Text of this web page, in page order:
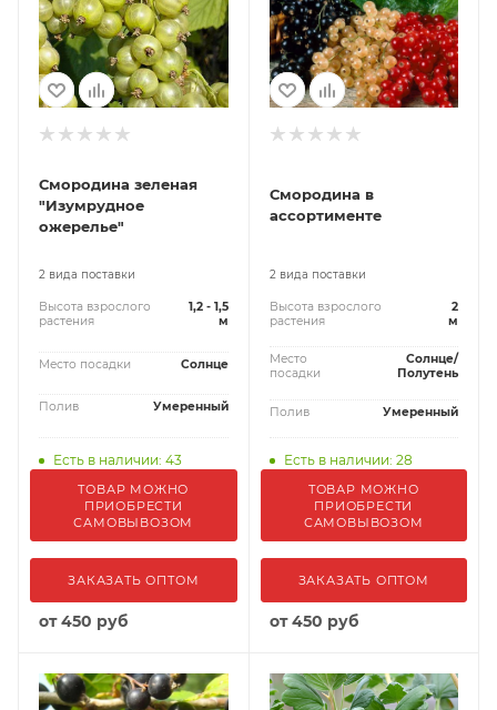
Смородина зеленая
"Изумрудное
ожерелье"
2 вида поставки
Высота взрослого
растения
1,2 - 1,5
м
Место посадки Солнце
Полив Умеренный
Есть в наличии: 43
ТОВАР МОЖНО
ПРИОБРЕСТИ
САМОВЫВОЗОМ
ЗАКАЗАТЬ ОПТОМ
от450 руб
Смородина в
ассортименте
2 вида поставки
Высота взрослого
растения
2
м
Место
посадки
Солнце/
Полутень
Полив Умеренный
Есть в наличии: 28
ТОВАР МОЖНО
ПРИОБРЕСТИ
САМОВЫВОЗОМ
ЗАКАЗАТЬ ОПТОМ
от450 руб